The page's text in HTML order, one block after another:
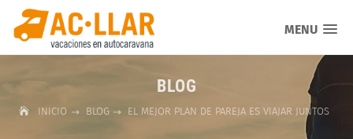
MENU
BLOG
INICIO BLOG EL MEJOR PLAN DE PAREJA ES VIAJAR JUNTOS